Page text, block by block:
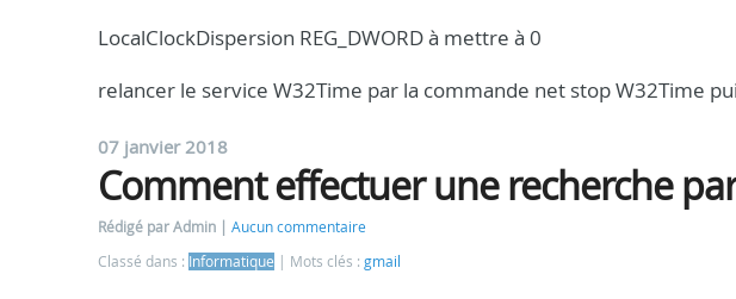
LocalClockDispersion REG_DWORD à mettre à 0
relancer le service W32Time par la commande net stop W32Time
07 janvier 2018
Comment effectuer une recherche
Rédigé par Admin
Aucun commentaire
Classé dans : Informatique Mots clés : gmail